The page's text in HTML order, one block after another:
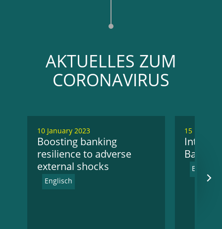
AKTUELLES ZUM
CORONAVIRUS
10 January 2023
Boosting banking
resilience to adverse
external shocks
15